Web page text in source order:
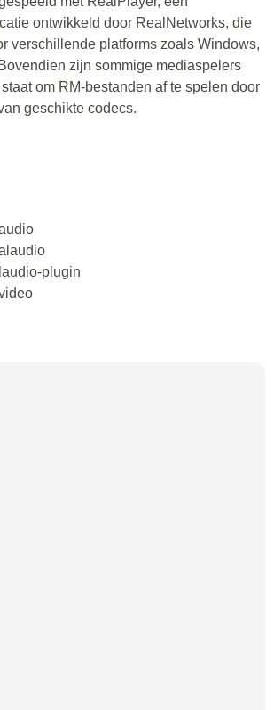
ontwikkeld door RealNetworks, die
verschillende platforms zoals Windows,
zijn sommige mediaspelers
om RM-bestanden af ​​te spelen door
geschikte codecs.
plugin